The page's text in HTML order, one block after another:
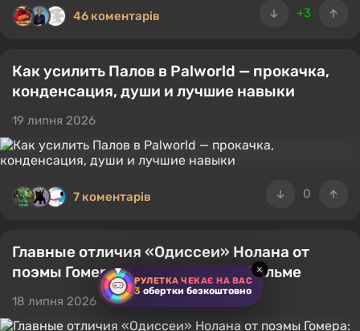
РУЛЕТКА ЧЕКАЄ НА ВАС
3 обертки безкоштовно
×
+3
46 коментарів
Как усилить Палов в Palworld — прокачка,
конденсация, души и лучшие навыки
19 липня 2026
0
7 коментарів
Главные отличия «Одиссеи» Нолана от
поэмы Гомера: что изменили в фильме
18 липня 2026